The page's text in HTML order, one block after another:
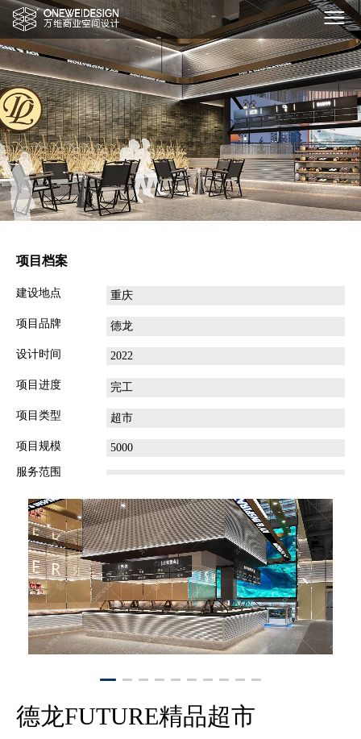
项目档案
建设地点 重庆
项目品牌 德龙
设计时间 2022
项目进度 完工
项目类型 超市
项目规模
5000
服务范围
德龙FUTURE精品超市